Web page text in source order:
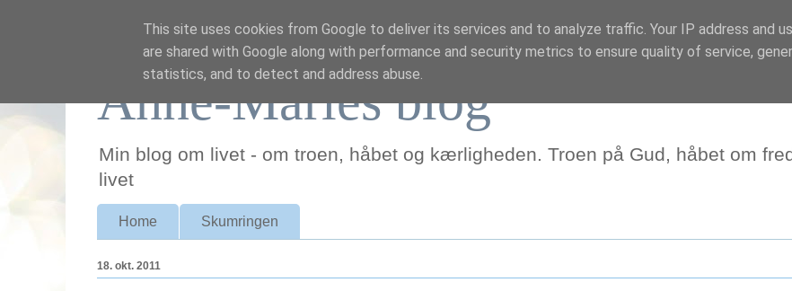
Anne-Maries blog
Min blog om livet - om troen, håbet og kærligheden. Troen på Gud, håbet om
livet
Home Skumringen
18. okt. 2011
This site uses cookies from Google to deliver its services and to analyze traffic. Your IP address and
are shared with Google along with performance and security metrics to ensure quality of service,
statistics, and to detect and address abuse.